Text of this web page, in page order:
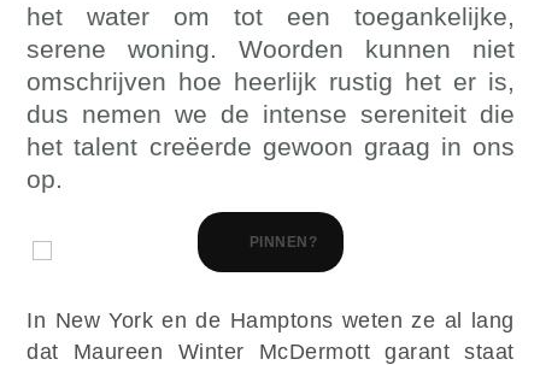
het water om tot een toegankelijke,
serene woning. Woorden kunnen niet
omschrijven hoe heerlijk rustig het er is,
dus nemen we de intense sereniteit die
het talent creëerde gewoon graag in ons
op.
PINNEN?
In New York en de Hamptons weten ze al lang
dat Maureen Winter McDermott garant staat